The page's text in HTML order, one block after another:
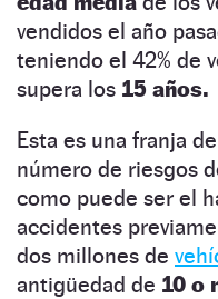
vendidos el año
teniendo el 42% de
supera los 15 años.
Esta es una franja
número de riesgos
como puede ser el
accidentes
dos millones de
antigüedad de 10 o